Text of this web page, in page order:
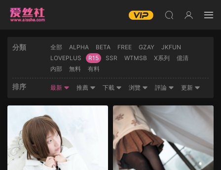
分類 全部 ALPHA BETA FREE GZAY
JKFUN
LOVEPLUS
R15 SSR WTMSB X系列
億清
内部
無料 有料
排序 最新 推薦 下載 浏覽 評論 更新